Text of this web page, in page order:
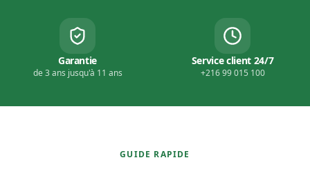
Garantie
de 3 ans jusqu'à 11 ans
Service client 24/7
+216 99 015 100
GUIDE RAPIDE